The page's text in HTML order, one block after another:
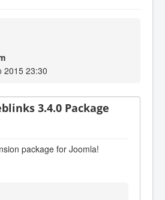
2015 23:30
3.4.0 Package
package for Joomla!